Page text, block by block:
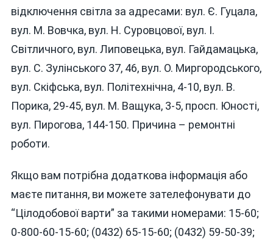
відключення світла за адресами: вул. Є. Гуцала,
вул. М. Вовчка, вул. Н. Суровцової, вул. І.
Світличного, вул. Липовецька, вул. Гайдамацька,
вул. С. Зулінського 37, 46, вул. О. Миргородського,
вул. Скіфська, вул. Політехнічна, 4-10, вул. В.
Порика, 29-45, вул. М. Ващука, 3-5, просп. Юності,
вул. Пирогова, 144-150. Причина – ремонтні
роботи.
Якщо вам потрібна додаткова інформація або
маєте питання, ви можете зателефонувати до
“Цілодобової варти” за такими номерами: 15-60;
0-800-60-15-60; (0432) 65-15-60; (0432) 59-50-39;